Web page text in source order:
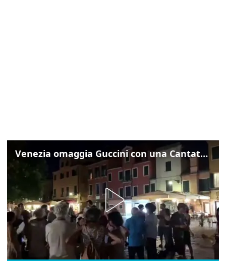
Venezia omaggia Guccini con una Cantata Anarchica in campo Santa Margherita